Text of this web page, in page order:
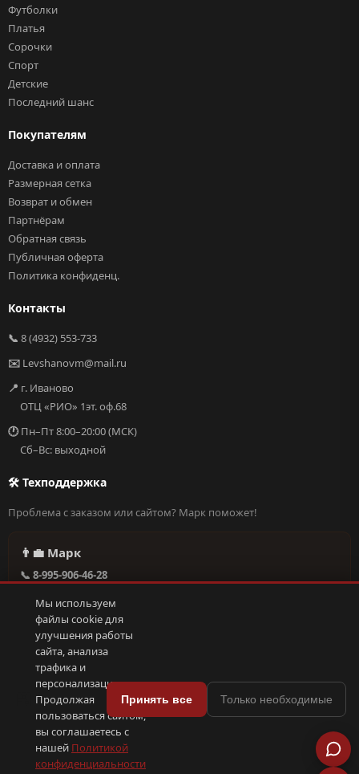
Футболки
Платья
Сорочки
Спорт
Детские
Последний шанс
Покупателям
Доставка и оплата
Размерная сетка
Возврат и обмен
Партнёрам
Обратная связь
Публичная оферта
Политика конфиденц.
Контакты
📞 8 (4932) 553-733
✉️ Levshanovm@mail.ru
📍 г. Иваново
ОТЦ «РИО» 1эт. оф.68
🕐Пн–Пт 8:00–20:00 (МСК)
Сб–Вс: выходной
🛠 Техподдержка
Проблема с заказом или сайтом? Марк поможет!
👨‍💼 Марк
📞 8-995-906-46-28
🕐 Круглосуточно, без выходных
Написать в поддержку →
© 2026 С иголочки | 37. Все права защищены.
🛠 Поддержка·Оферта· 📦 YML-фид
Мы используем
файлы cookie для
улучшения работы
сайта, анализа
трафика и
персонализации.
Продолжая
пользоваться сайтом,
вы соглашаетесь с
нашей Политикой
конфиденциальности
Принять все Только необходимые